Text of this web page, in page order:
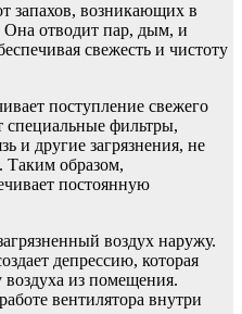
запахов, возникающих в
отводит пар, дым, и
свежесть и чистоту
поступление свежего
фильтры,
и другие загрязнения, не
Таким образом,
постоянную
воздух наружу.
депрессию, которая
воздуха из помещения.
вентилятора внутри